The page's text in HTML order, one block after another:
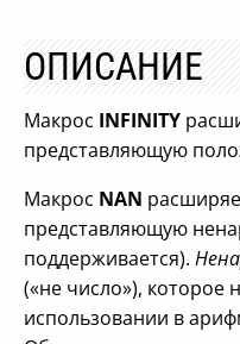
ОПИСАНИЕ
Макрос INFINITY
представляющую
Макрос NAN
представляющую
поддерживается).
(«не число»), которое
использовании в